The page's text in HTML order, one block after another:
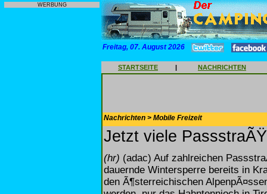
WERBUNG
Freitag, 07. August 2026
STARTSEITE | NACHRICHTEN
Nachrichten > Mobile Freizeit
Jetzt viele
(hr) (adac) Auf zahlreichen
dauernde Wintersperre bereits in
den Ã¶sterreichischen